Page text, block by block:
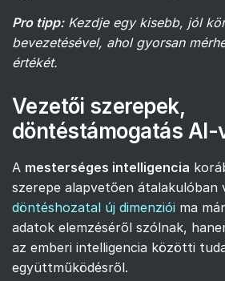
Pro tipp: Kezdje egy kisebb, jól
bevezetésével, ahol gyorsan
értékét.
Vezetői szerepek,
döntéstámogatás AI-
A mesterséges intelligencia
szerepe alapvetően átalakulóban
döntéshozatal új dimenziói ma
adatok elemzéséről szólnak,
az emberi intelligencia közötti
együttműködésről.